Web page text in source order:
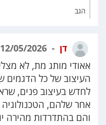
הגב
דן
אאודי מותג מת, לא
העיצוב של כל הדגמים
לחדש בעיצוב פנים,
אחר שלהם, הטכנולוגיה
והם בהתדרדות מהירה